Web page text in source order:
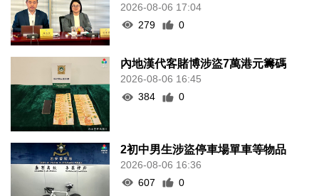
2026-08-06 17:04
279
0
內地漢代客賭博涉盜7萬港元籌碼
2026-08-06 16:45
384
0
2初中男生涉盜停車場單車等物品
2026-08-06 16:36
607
0